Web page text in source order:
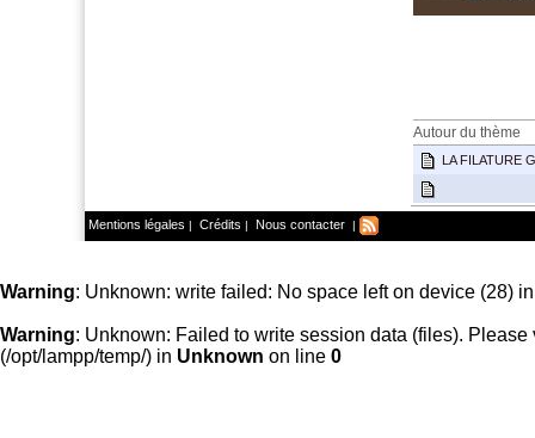
Autour du thème
LA FILATURE
Mentions légales | Crédits | Nous contacter |
Warning: Unknown: write failed: No space left on device (28)
Warning: Unknown: Failed to write session data (files).
(/opt/lampp/temp/) in Unknown on line 0